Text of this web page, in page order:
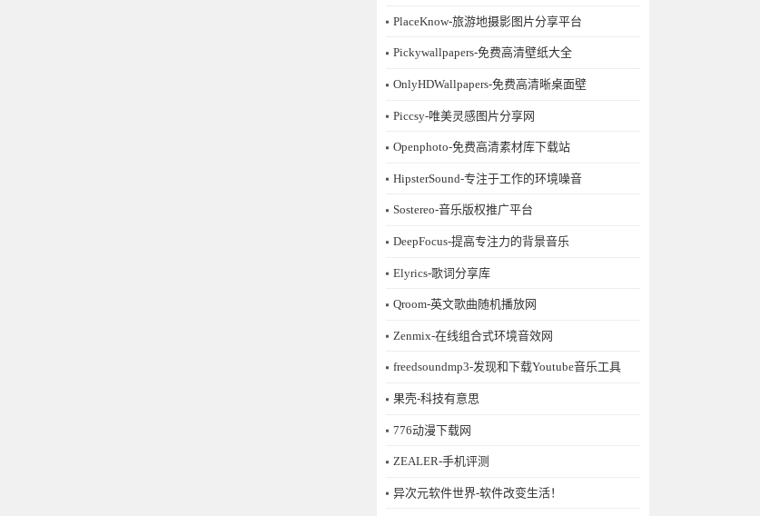
PlaceKnow-旅游地摄影图片分享平台
Pickywallpapers-免费高清壁纸大全
OnlyHDWallpapers-免费高清晰桌面壁
Piccsy-唯美灵感图片分享网
Openphoto-免费高清素材库下载站
HipsterSound-专注于工作的环境噪音
Sostereo-音乐版权推广平台
DeepFocus-提高专注力的背景音乐
Elyrics-歌词分享库
Qroom-英文歌曲随机播放网
Zenmix-在线组合式环境音效网
freedsoundmp3-发现和下载Youtube音乐工具
果壳-科技有意思
776动漫下载网
ZEALER-手机评测
异次元软件世界-软件改变生活！